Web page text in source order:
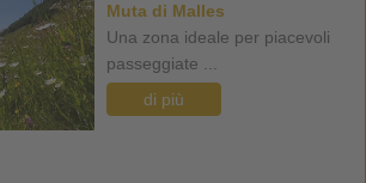
Muta di Malles
Una zona ideale per piacevoli
passeggiate ...
di più